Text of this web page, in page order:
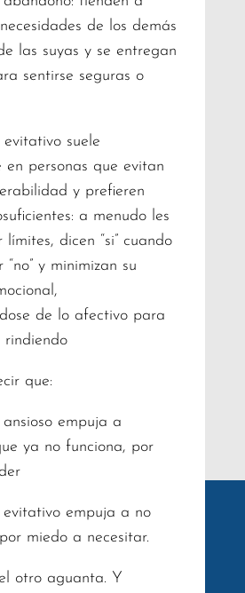
de los demás
las suyas y se entregan
sentirse seguras o
suele
en personas que evitan
y prefieren
a menudo les
límites, dicen “si” cuando
y minimizan su
de lo afectivo para
rindiendo
que:
empuja a
ya no funciona, por
empuja a no
miedo a necesitar.
otro aguanta. Y